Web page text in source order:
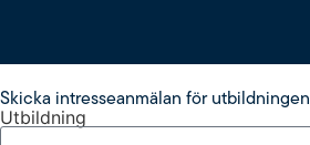
Skicka intresseanmälan för utbildningen
Utbildning